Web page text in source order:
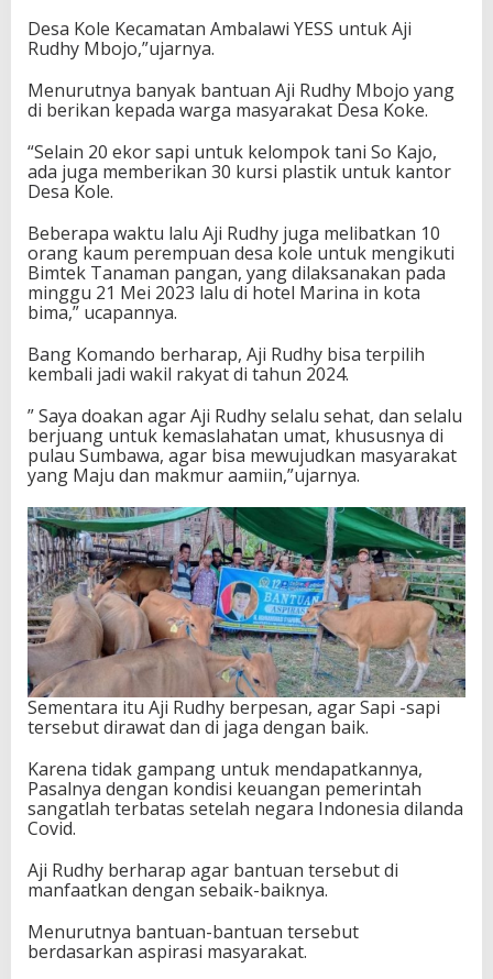
Desa Kole Kecamatan Ambalawi YESS untuk Aji
Rudhy Mbojo,”ujarnya.
Menurutnya banyak bantuan Aji Rudhy Mbojo yang
di berikan kepada warga masyarakat Desa Koke.
“Selain 20 ekor sapi untuk kelompok tani So Kajo,
ada juga memberikan 30 kursi plastik untuk kantor
Desa Kole.
Beberapa waktu lalu Aji Rudhy juga melibatkan 10
orang kaum perempuan desa kole untuk mengikuti
Bimtek Tanaman pangan, yang dilaksanakan pada
minggu 21 Mei 2023 lalu di hotel Marina in kota
bima,” ucapannya.
Bang Komando berharap, Aji Rudhy bisa terpilih
kembali jadi wakil rakyat di tahun 2024.
” Saya doakan agar Aji Rudhy selalu sehat, dan selalu
berjuang untuk kemaslahatan umat, khususnya di
pulau Sumbawa, agar bisa mewujudkan masyarakat
yang Maju dan makmur aamiin,”ujarnya.
Sementara itu Aji Rudhy berpesan, agar Sapi -sapi
tersebut dirawat dan di jaga dengan baik.
Karena tidak gampang untuk mendapatkannya,
Pasalnya dengan kondisi keuangan pemerintah
sangatlah terbatas setelah negara Indonesia dilanda
Covid.
Aji Rudhy berharap agar bantuan tersebut di
manfaatkan dengan sebaik-baiknya.
Menurutnya bantuan-bantuan tersebut
berdasarkan aspirasi masyarakat.